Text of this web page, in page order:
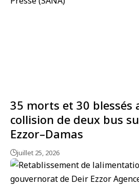
35 morts et 30 blessés
collision de deux bus
Ezzor–Damas
juillet 25, 2026